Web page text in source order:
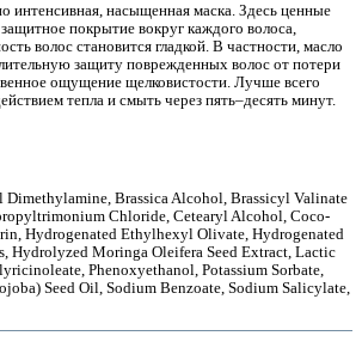
интенсивная, насыщенная маска. Здесь ценные
покрытие вокруг каждого волоса,
волос становится гладкой. В частности, масло
защиту поврежденных волос от потери
ощущение щелковистости. Лучше всего
тепла и смыть через пять–десять минут.
Dimethylamine, Brassica Alcohol, Brassicyl Valinate
Chloride, Cetearyl Alcohol, Coco-
Hydrogenated Ethylhexyl Olivate, Hydrogenated
Hydrolyzed Moringa Oleifera Seed Extract, Lactic
Phenoxyethanol, Potassium Sorbate,
Seed Oil, Sodium Benzoate, Sodium Salicylate,